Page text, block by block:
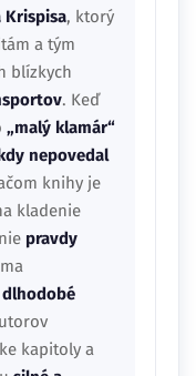
Krispisa, ktorý
a tým
blízkych
. Keď
„malý klamár“
nepovedal
knihy je
kladenie
pravdy
dlhodobé
kapitoly a